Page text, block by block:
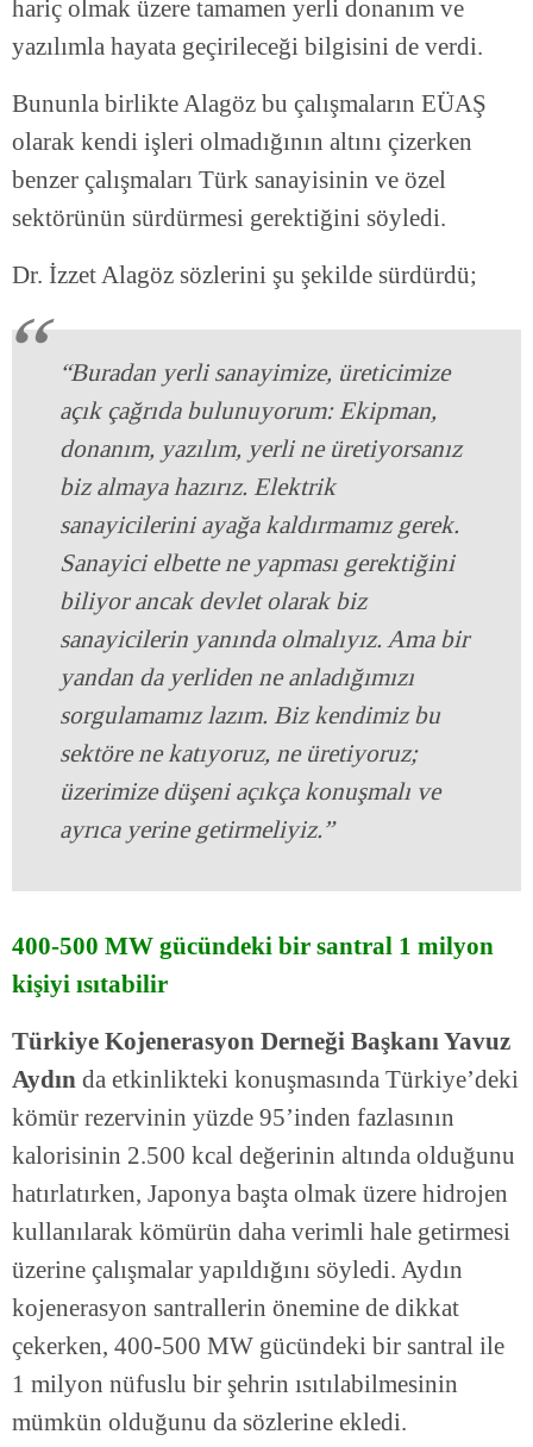
hariç olmak üzere tamamen yerli donanım ve
yazılımla hayata geçirileceği bilgisini de verdi.
Bununla birlikte Alagöz bu çalışmaların EÜAŞ
olarak kendi işleri olmadığının altını çizerken
benzer çalışmaları Türk sanayisinin ve özel
sektörünün sürdürmesi gerektiğini söyledi.
Dr. İzzet Alagöz sözlerini şu şekilde sürdürdü;
“Buradan yerli sanayimize, üreticimize
açık çağrıda bulunuyorum: Ekipman,
donanım, yazılım, yerli ne üretiyorsanız
biz almaya hazırız. Elektrik
sanayicilerini ayağa kaldırmamız gerek.
Sanayici elbette ne yapması gerektiğini
biliyor ancak devlet olarak biz
sanayicilerin yanında olmalıyız. Ama bir
yandan da yerliden ne anladığımızı
sorgulamamız lazım. Biz kendimiz bu
sektöre ne katıyoruz, ne üretiyoruz;
üzerimize düşeni açıkça konuşmalı ve
ayrıca yerine getirmeliyiz.”
400-500 MW gücündeki bir santral 1 milyon
kişiyi ısıtabilir
Türkiye Kojenerasyon Derneği Başkanı Yavuz
Aydın da etkinlikteki konuşmasında Türkiye’deki
kömür rezervinin yüzde 95’inden fazlasının
kalorisinin 2.500 kcal değerinin altında olduğunu
hatırlatırken, Japonya başta olmak üzere hidrojen
kullanılarak kömürün daha verimli hale getirmesi
üzerine çalışmalar yapıldığını söyledi. Aydın
kojenerasyon santrallerin önemine de dikkat
çekerken, 400-500 MW gücündeki bir santral ile
1 milyon nüfuslu bir şehrin ısıtılabilmesinin
mümkün olduğunu da sözlerine ekledi.